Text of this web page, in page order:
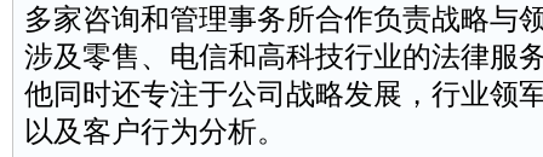
多家咨询和管理事务所合作负责战略与
涉及零售、电信和高科技行业的法律服
他同时还专注于公司战略发展，行业领
以及客户行为分析。